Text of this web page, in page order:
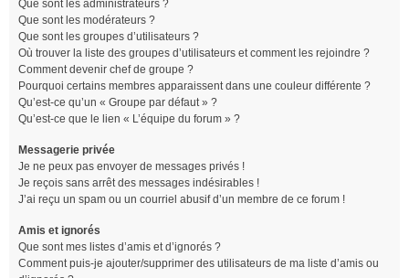
Que sont les administrateurs ?
Que sont les modérateurs ?
Que sont les groupes d’utilisateurs ?
Où trouver la liste des groupes d’utilisateurs et comment les rejoindre ?
Comment devenir chef de groupe ?
Pourquoi certains membres apparaissent dans une couleur différente ?
Qu’est-ce qu’un « Groupe par défaut » ?
Qu’est-ce que le lien « L’équipe du forum » ?
Messagerie privée
Je ne peux pas envoyer de messages privés !
Je reçois sans arrêt des messages indésirables !
J’ai reçu un spam ou un courriel abusif d’un membre de ce forum !
Amis et ignorés
Que sont mes listes d’amis et d’ignorés ?
Comment puis-je ajouter/supprimer des utilisateurs de ma liste d’amis ou